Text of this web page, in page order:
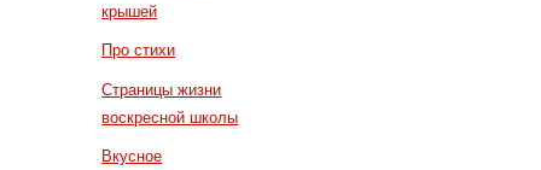
крышей
Про стихи
Страницы жизни
воскресной школы
Вкусное